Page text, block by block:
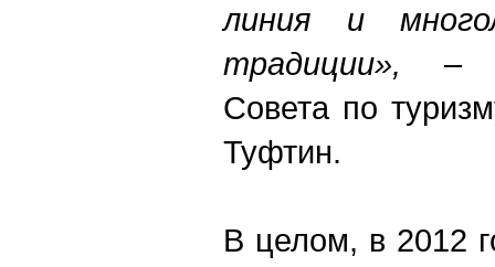
линия и
традиции», –
Совета по
Туфтин.
В целом, в 2012